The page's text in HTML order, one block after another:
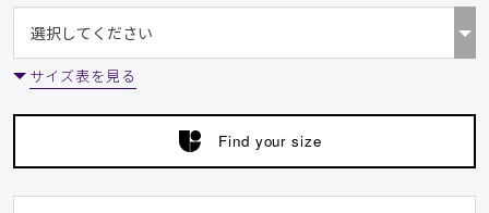
サイズ表を見る
Find your size